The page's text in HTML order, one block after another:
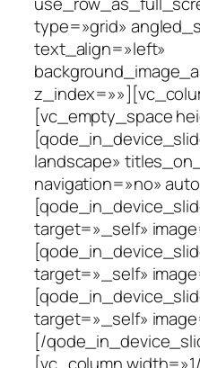
type=»grid»
text_align=»left»
[vc_empty_space
landscape»
navigation=»no»
target=»_self»
target=»_self»
target=»_self»
[/
[vc_column